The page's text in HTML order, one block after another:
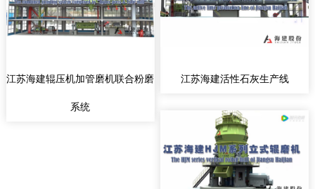
江苏海建辊压机加管磨机联合粉磨
系统
江苏海建活性石灰生产线